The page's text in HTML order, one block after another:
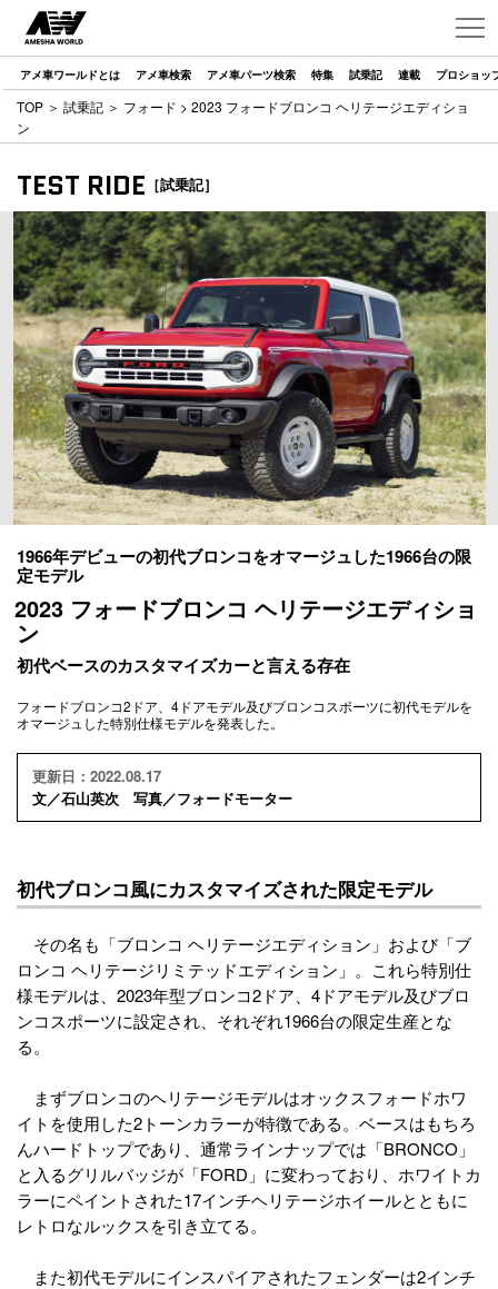
アメ車ワールドとは アメ車検索 アメ車パーツ検索 特集 試乗記 連載 プロショッ
TOP ＞ 試乗記 ＞ フォード > 2023 フォードブロンコ ヘリテージエディショ
ン
TEST RIDE ［試乗記］
1966年デビューの初代ブロンコをオマージュした1966台の限
定モデル
2023 フォードブロンコ ヘリテージエディショ
ン
初代ベースのカスタマイズカーと言える存在
フォードブロンコ2ドア、4ドアモデル及びブロンコスポーツに初代モデルを
オマージュした特別仕様モデルを発表した。
更新日：2022.08.17
文／石山英次 写真／フォードモーター
初代ブロンコ風にカスタマイズされた限定モデル
その名も「ブロンコ ヘリテージエディション」および「ブ
ロンコ ヘリテージリミテッドエディション」。これら特別仕
様モデルは、2023年型ブロンコ2ドア、4ドアモデル及びブロ
ンコスポーツに設定され、それぞれ1966台の限定生産とな
る。
まずブロンコのヘリテージモデルはオックスフォードホワ
イトを使用した2トーンカラーが特徴である。ベースはもちろ
んハードトップであり、通常ラインナップでは「BRONCO」
と入るグリルバッジが「FORD」に変わっており、ホワイトカ
ラーにペイントされた17インチヘリテージホイールとともに
レトロなルックスを引き立てる。
また初代モデルにインスパイアされたフェンダーは2インチ